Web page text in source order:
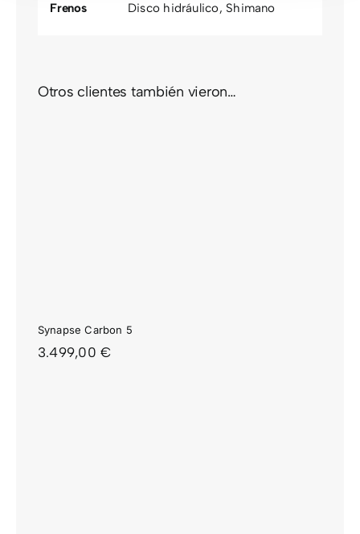
Frenos
Disco hidráulico, Shimano
Otros clientes también vieron…
Synapse Carbon 5
3.499,00€